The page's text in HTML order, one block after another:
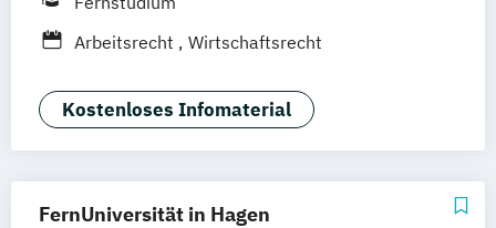
Mannheim
Wertheim Wien
Frankfurt am Main Hamm
Arbeitsrecht
Wirtschaftsrecht
Kostenloses Infomaterial
FernUniversität in Hagen